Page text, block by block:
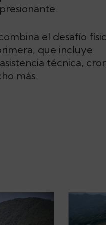
el desafío
que incluye
técnica,
más​.